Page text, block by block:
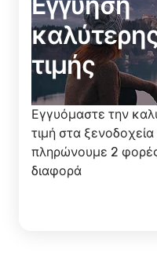
τιμής
Εγγυόμαστε την
τιμή στα ξενοδοχεία
πληρώνουμε 2
διαφορά